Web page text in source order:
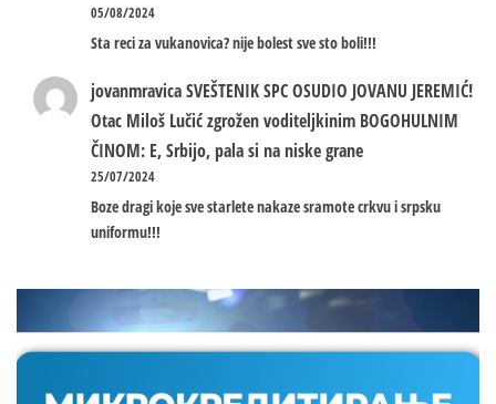
05/08/2024
Sta reci za vukanovica? nije bolest sve sto boli!!!
jovanmravicaSVEŠTENIK SPC OSUDIO JOVANU JEREMIĆ!
Otac Miloš Lučić zgrožen voditeljkinim BOGOHULNIM
ČINOM: E, Srbijo, pala si na niske grane
25/07/2024
Boze dragi koje sve starlete nakaze sramote crkvu i srpsku
uniformu!!!